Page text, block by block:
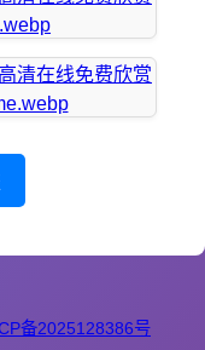
备2025128386号